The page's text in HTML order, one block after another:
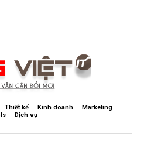
Thiết kế Kinh doanh
Marketing
Dịch vụ